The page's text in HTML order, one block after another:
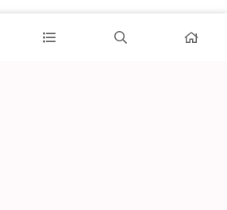
اصفهان، خیابان رزمندگان، کوچه شماره سه فرعی 2 پلاک 10